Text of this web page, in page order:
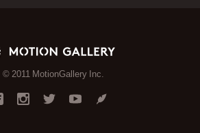
© 2011 MotionGallery Inc.